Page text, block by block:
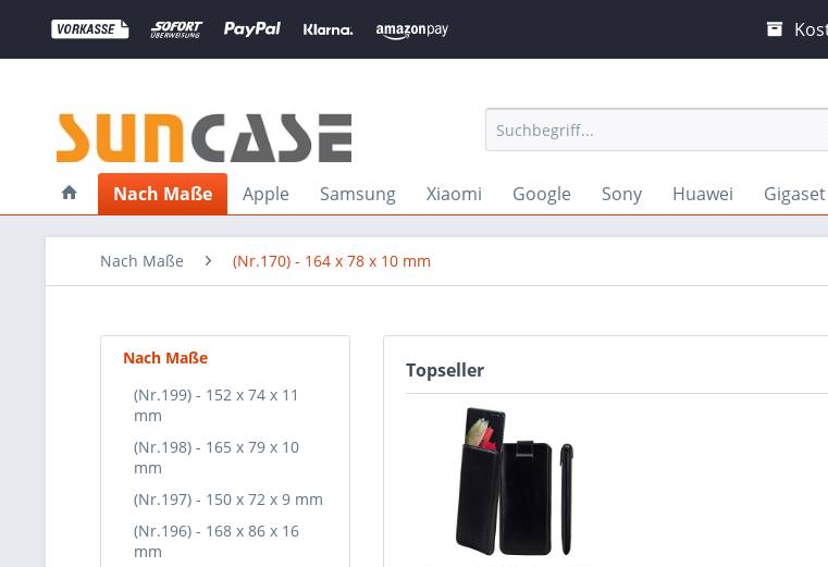
Nach Maße Apple Samsung Xiaomi Google Sony Huawei Gigaset
Nach Maße (Nr.170) - 164 x 78 x 10 mm
Nach Maße
(Nr.199) - 152 x 74 x 11
mm
(Nr.198) - 165 x 79 x 10
mm
(Nr.197) - 150 x 72 x 9 mm
(Nr.196) - 168 x 86 x 16
mm
Topseller